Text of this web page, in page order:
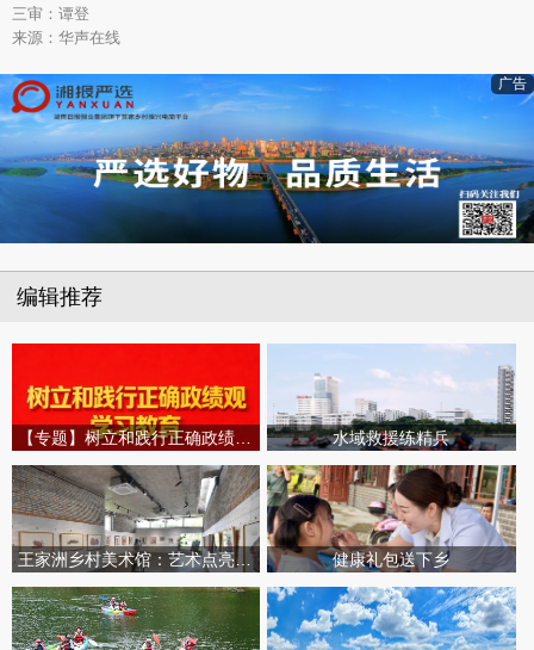
三审：谭登
来源：华声在线
广告
编辑推荐
水域救援练精兵
王家洲乡村美术馆：艺术点亮田园乡村 健康礼包送下乡